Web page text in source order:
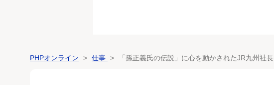
PHPオンライン 仕事 「孫正義氏の伝説」に心を動かされたJR九州社長